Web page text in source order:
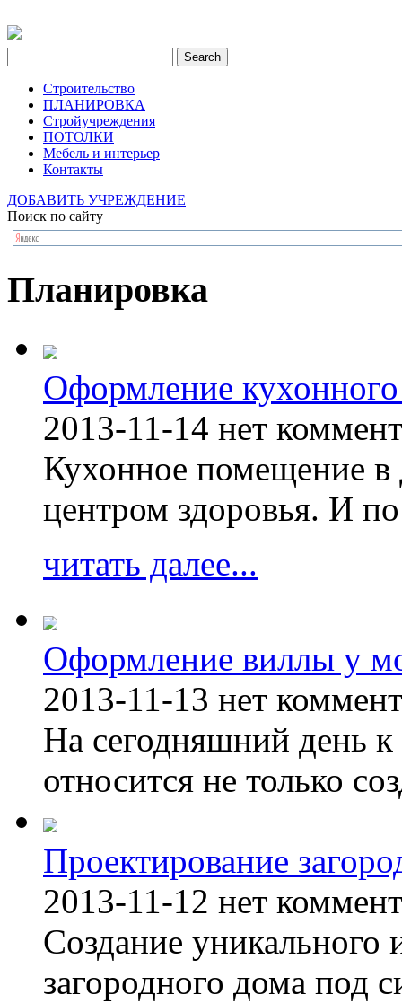
Строительство
ПЛАНИРОВКА
Стройучреждения
ПОТОЛКИ
Мебель и интерьер
Контакты
ДОБАВИТЬ УЧРЕЖДЕНИЕ
Поиск по сайту
Планировка
Оформление
2013-11-14 нет
Кухонное помещение в
центром здоровья. И
читать далее...
Оформление виллы у
2013-11-13 нет
На сегодняшний день к
относится не только
Проектирование
2013-11-12 нет
Создание уникального
загородного дома под